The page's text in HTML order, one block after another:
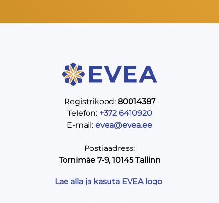
Registrikood: 80014387
Telefon: +372 6410920
E-mail: evea@evea.ee
Postiaadress:
Tornimäe 7-9, 10145 Tallinn
Lae alla ja kasuta EVEA logo